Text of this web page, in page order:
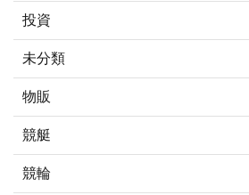
投資
未分類
物販
競艇
競輪